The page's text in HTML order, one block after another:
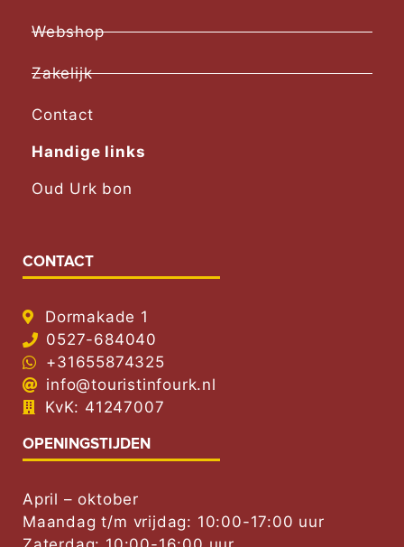
Webshop
Zakelijk
Contact
Handige links
Oud Urk bon
CONTACT
Dormakade 1
0527-684040
+31655874325
info@touristinfourk.nl
KvK: 41247007
OPENINGSTIJDEN
April – oktober
Maandag t/m vrijdag: 10:00-17:00 uur